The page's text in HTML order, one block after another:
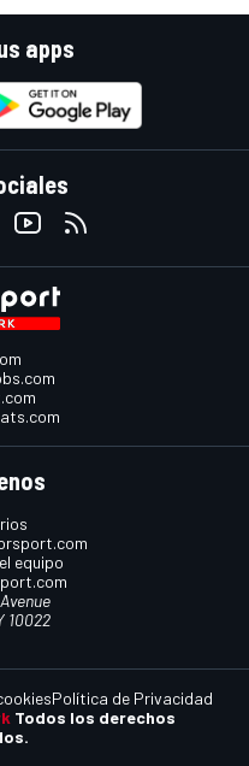
apps
equipo
10022
Todos los derechos
Política de Privacidad